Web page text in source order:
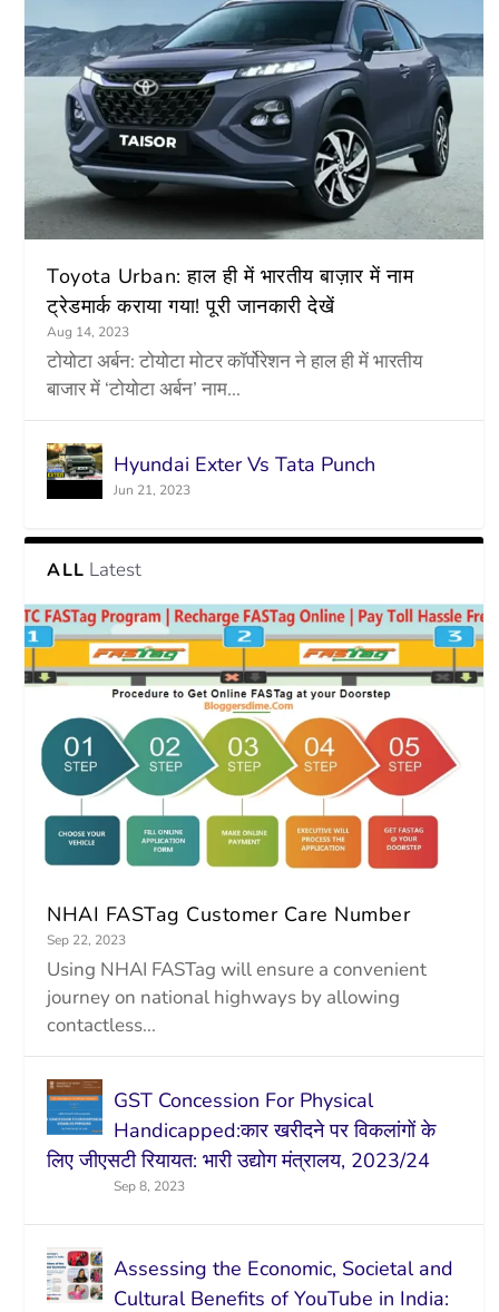
Toyota Urban: हाल ही में भारतीय बाज़ार में नाम
ट्रेडमार्क कराया गया! पूरी जानकारी देखें
Aug 14, 2023
टोयोटा अर्बन: टोयोटा मोटर कॉर्पोरेशन ने हाल ही में भारतीय
बाजार में ‘टोयोटा अर्बन’ नाम...
Hyundai Exter Vs Tata Punch
Jun 21, 2023
ALL Latest
NHAI FASTag Customer Care Number
Sep 22, 2023
Using NHAI FASTag will ensure a convenient
journey on national highways by allowing
contactless...
GST Concession For Physical
Handicapped:कार खरीदने पर विकलांगों के
लिए जीएसटी रियायत: भारी उद्योग मंत्रालय, 2023/24
Sep 8, 2023
Assessing the Economic, Societal and
Cultural Benefits of YouTube in India: